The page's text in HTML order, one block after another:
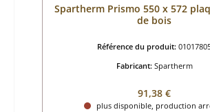
Spartherm Prismo 550 x 572
de bois
Référence du produit:
Fabricant: Spartherm
Prix régulier :
91,38 €
plus disponible, production